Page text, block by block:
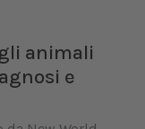
animali
e